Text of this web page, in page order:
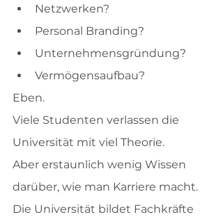
Netzwerken?
Personal Branding?
Unternehmensgründung?
Vermögensaufbau?
Eben.
Viele Studenten verlassen die
Universität mit viel Theorie.
Aber erstaunlich wenig Wissen
darüber, wie man Karriere macht.
Die Universität bildet Fachkräfte